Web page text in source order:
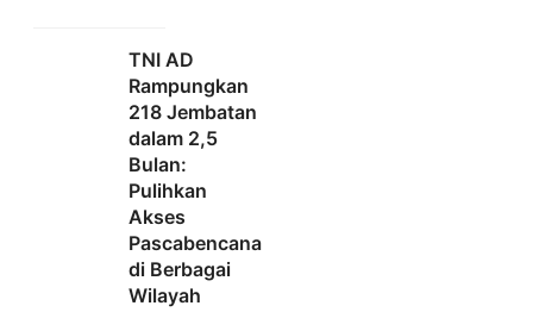
TNI AD
Rampungkan
218 Jembatan
dalam 2,5
Bulan:
Pulihkan
Akses
Pascabencana
di Berbagai
Wilayah